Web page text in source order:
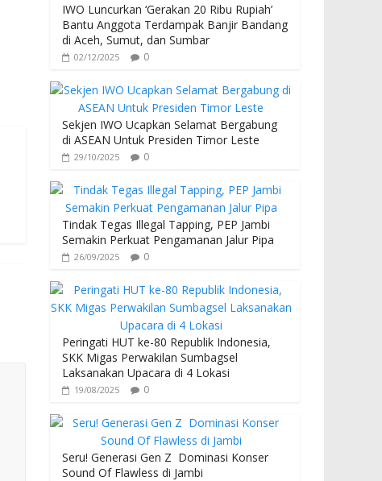
IWO Luncurkan ‘Gerakan 20 Ribu Rupiah’
Bantu Anggota Terdampak Banjir Bandang
di Aceh, Sumut, dan Sumbar
02/12/2025 0
Sekjen IWO Ucapkan Selamat Bergabung
di ASEAN Untuk Presiden Timor Leste
29/10/2025 0
Tindak Tegas Illegal Tapping, PEP Jambi
Semakin Perkuat Pengamanan Jalur Pipa
26/09/2025 0
Peringati HUT ke-80 Republik Indonesia,
SKK Migas Perwakilan Sumbagsel
Laksanakan Upacara di 4 Lokasi
19/08/2025 0
Seru! Generasi Gen Z Dominasi Konser
Sound Of Flawless di Jambi